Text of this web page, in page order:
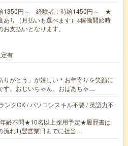
1350円～ 経験者：時給1450円～ ★
あり（月払いも選べます）※稼働開始時
支払いとなります。
有
りがとう」が嬉しい＊お年寄りを笑顔に
す。おじいちゃん、おばあちゃ…
ンクOK / パソコンスキル不要 / 英語力不
齢不問★10名以上採用予定★履歴書は
流れ1)翌営業日までに担当…